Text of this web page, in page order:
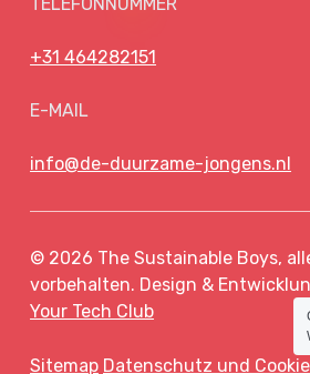
TELEFONNUMMER
+31 464282151
E-MAIL
info@de-duurzame-jongens.nl
© 2026 The Sustainable Boys,
vorbehalten. Design &
Your Tech Club
Sitemap Datenschutz und